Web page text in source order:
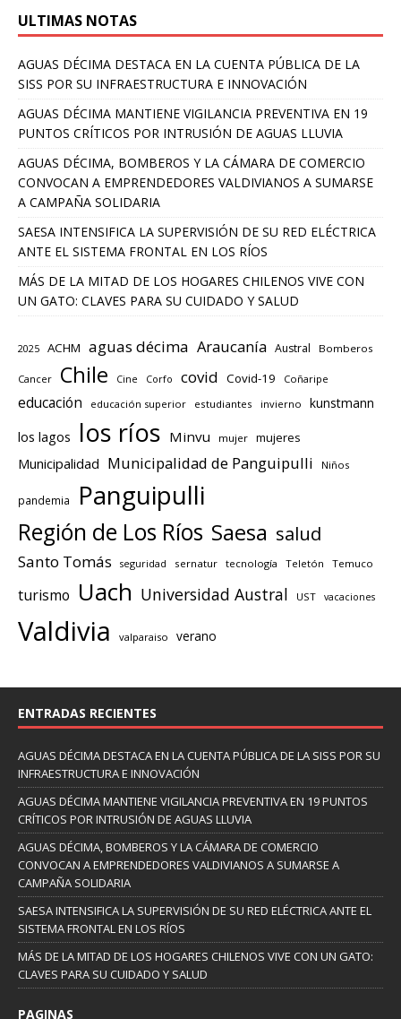
ULTIMAS NOTAS
AGUAS DÉCIMA DESTACA EN LA CUENTA PÚBLICA DE LA
SISS POR SU INFRAESTRUCTURA E INNOVACIÓN
AGUAS DÉCIMA MANTIENE VIGILANCIA PREVENTIVA EN 19
PUNTOS CRÍTICOS POR INTRUSIÓN DE AGUAS LLUVIA
AGUAS DÉCIMA, BOMBEROS Y LA CÁMARA DE COMERCIO
CONVOCAN A EMPRENDEDORES VALDIVIANOS A SUMARSE
A CAMPAÑA SOLIDARIA
SAESA INTENSIFICA LA SUPERVISIÓN DE SU RED ELÉCTRICA
ANTE EL SISTEMA FRONTAL EN LOS RÍOS
MÁS DE LA MITAD DE LOS HOGARES CHILENOS VIVE CON
UN GATO: CLAVES PARA SU CUIDADO Y SALUD
2025 ACHM aguas décima Araucanía Austral Bomberos
Cancer Chile Cine Corfo covid Covid-19 Coñaripe
educación educación superior estudiantes invierno kunstmann
los lagos los ríos Minvu mujer mujeres
Municipalidad Municipalidad de Panguipulli Niños
pandemia Panguipulli
Región de Los Ríos Saesa salud
Santo Tomás seguridad sernatur tecnología Teletón Temuco
turismo Uach Universidad Austral UST vacaciones
Valdivia valparaiso verano
ENTRADAS RECIENTES
AGUAS DÉCIMA DESTACA EN LA CUENTA PÚBLICA DE LA SISS POR SU
INFRAESTRUCTURA E INNOVACIÓN
AGUAS DÉCIMA MANTIENE VIGILANCIA PREVENTIVA EN 19 PUNTOS
CRÍTICOS POR INTRUSIÓN DE AGUAS LLUVIA
AGUAS DÉCIMA, BOMBEROS Y LA CÁMARA DE COMERCIO
CONVOCAN A EMPRENDEDORES VALDIVIANOS A SUMARSE A
CAMPAÑA SOLIDARIA
SAESA INTENSIFICA LA SUPERVISIÓN DE SU RED ELÉCTRICA ANTE EL
SISTEMA FRONTAL EN LOS RÍOS
MÁS DE LA MITAD DE LOS HOGARES CHILENOS VIVE CON UN GATO:
CLAVES PARA SU CUIDADO Y SALUD
PAGINAS